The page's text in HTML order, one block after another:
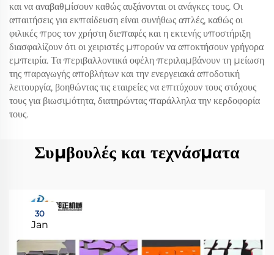
και να αναβαθμίσουν καθώς αυξάνονται οι ανάγκες τους. Οι
απαιτήσεις για εκπαίδευση είναι συνήθως απλές, καθώς οι
φιλικές προς τον χρήστη διεπαφές και η εκτενής υποστήριξη
διασφαλίζουν ότι οι χειριστές μπορούν να αποκτήσουν γρήγορα
εμπειρία. Τα περιβαλλοντικά οφέλη περιλαμβάνουν τη μείωση
της παραγωγής αποβλήτων και την ενεργειακά αποδοτική
λειτουργία, βοηθώντας τις εταιρείες να επιτύχουν τους στόχους
τους για βιωσιμότητα, διατηρώντας παράλληλα την κερδοφορία
τους.
Συμβουλές και τεχνάσματα
30
Jan